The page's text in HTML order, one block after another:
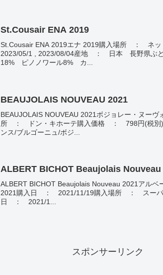
St.Cousair ENA 2019
St.Cousair ENA 2019エナ 2019購入場所 ：
2023/05/1 , 2023/08/04産地 ： 日本 長野県ぶ
18% ピノノワール8% カ...
BEAUJOLAIS NOUVEAU 2021
BEAUJOLAIS NOUVEAU 2021ボジョレー・ヌ
所 ： ドン・キホーテ購入価格 ： 798円(税
ンス/ブルゴーニュ/ボジ...
ALBERT BICHOT Beaujolais Nouveau
ALBERT BICHOT Beaujolais Nouveau 2021アルベ
2021購入日 ： 2021/11/19購入場所 ： スー
日 ： 2021/1...
スポンサーリンク